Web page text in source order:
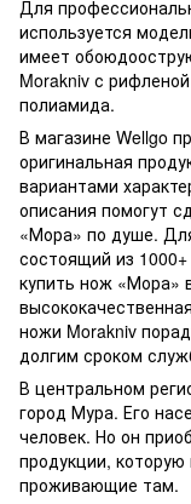
Для
используется
имеет
Morakniv с
полиамида.
В магазине Wellgo
оригинальная
вариантами
описания помогут
«Мора» по душе.
состоящий из
купить нож «Мора»
ножи Morakniv
долгим сроком
В центральном
город Мура. Его
человек. Но он
продукции,
проживающие там.